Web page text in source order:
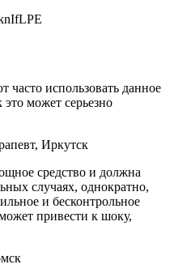
использовать данное
это может серьезно
Иркутск
средство и должна
случаях, однократно,
и бесконтрольное
привести к шоку,